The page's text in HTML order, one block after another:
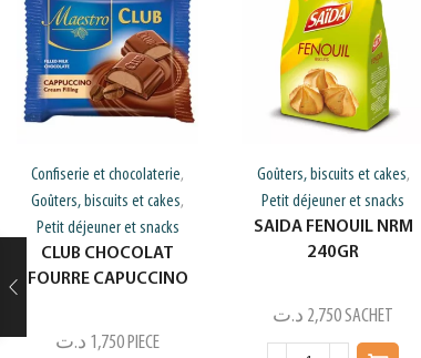
Confiserie et chocolaterie,
Goûters, biscuits et cakes,
Petit déjeuner et snacks
CLUB CHOCOLAT
FOURRE CAPUCCINO
1,750 د.ت PIECE
Goûters, biscuits et cakes,
Petit déjeuner et snacks
SAIDA FENOUIL NRM
240GR
2,750 د.ت SACHET